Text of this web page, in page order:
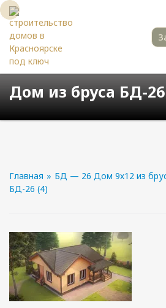
Дом из бруса БД-
Главная » БД — 26 Дом 9х12 из
БД-26 (4)